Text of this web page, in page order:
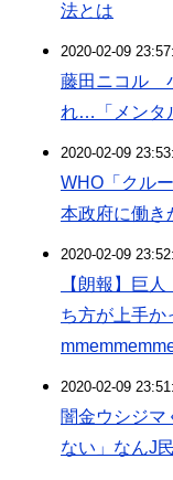
法とは
2020-02-09
藤田ニコル
れ…「メンタ
2020-02-09
WHO「クル
本政府に働き
2020-02-09
【朗報】巨
ち方が上手か
2020-02-09
闇金ウシジマ
ない」なんJ